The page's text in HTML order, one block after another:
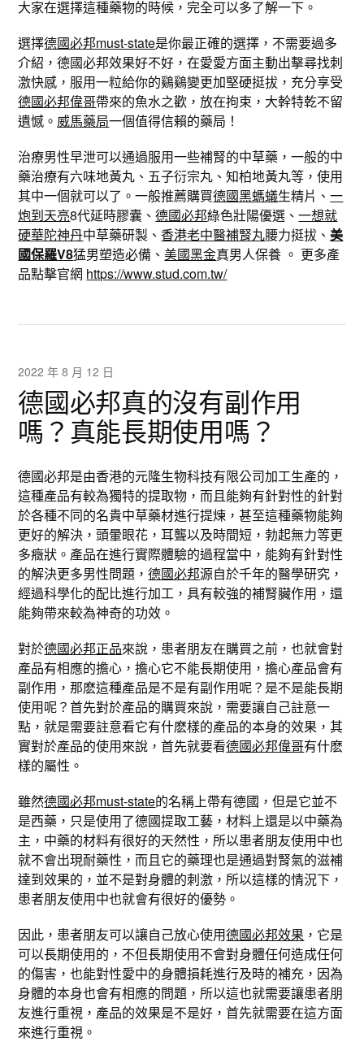
大家在選擇這種藥物的時候，完全可以多了解一下。
選擇德國必邦must-state是你最正確的選擇，不需要過多
介紹，德國必邦效果好不好，在愛愛方面主動出擊尋找刺
激快感，服用一粒給你的鷄鷄變更加堅硬挺拔，充分享受
德國必邦偉哥帶來的魚水之歡，放在拘束，大幹特乾不留
遺憾。 威馬藥局一個值得信賴的藥局！
治療男性早泄可以通過服用一些補腎的中草藥，一般的中
藥治療有六味地黃丸、五子衍宗丸、知柏地黃丸等，使用
其中一個就可以了。一般推薦購買德國黑螞蟻生精片、一
炮到天亮8代延時膠囊、德國必邦綠色壯陽優選、一想就
硬華陀神丹中草藥研製、香港老中醫補腎丸腰力挺拔、美
國保羅V8猛男塑造必備、美國黑金真男人保養 。 更多產
品點擊官網 https://www.stud.com.tw/
2022 年 8 月 12 日
德國必邦真的沒有副作用
嗎？真能長期使用嗎？
德國必邦是由香港的元隆生物科技有限公司加工生產的，
這種產品有較為獨特的提取物，而且能夠有針對性的針對
於各種不同的名貴中草藥材進行提煉，甚至這種藥物能夠
更好的解決，頭暈眼花，耳聾以及時間短，勃起無力等更
多癥狀。產品在進行實際體驗的過程當中，能夠有針對性
的解決更多男性問題，德國必邦源自於千年的醫學研究，
經過科學化的配比進行加工，具有較強的補腎臟作用，還
能夠帶來較為神奇的功效。
對於德國必邦正品來說，患者朋友在購買之前，也就會對
產品有相應的擔心，擔心它不能長期使用，擔心產品會有
副作用，那麽這種產品是不是有副作用呢？是不是能長期
使用呢？首先對於產品的購買來說，需要讓自己註意一
點，就是需要註意看它有什麽樣的產品的本身的效果，其
實對於產品的使用來說，首先就要看德國必邦偉哥有什麽
樣的屬性。
雖然德國必邦must-state的名稱上帶有德國，但是它並不
是西藥，只是使用了德國提取工藝，材料上還是以中藥為
主，中藥的材料有很好的天然性，所以患者朋友使用中也
就不會出現耐藥性，而且它的藥理也是通過對腎氣的滋補
達到效果的，並不是對身體的刺激，所以這樣的情況下，
患者朋友使用中也就會有很好的優勢。
因此，患者朋友可以讓自己放心使用德國必邦效果 ，它是
可以長期使用的，不但長期使用不會對身體任何造成任何
的傷害，也能對性愛中的身體損耗進行及時的補充，因為
身體的本身也會有相應的問題，所以這也就需要讓患者朋
友進行重視，產品的效果是不是好，首先就需要在這方面
來進行重視。